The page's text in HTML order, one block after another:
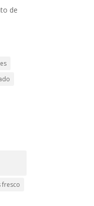
de
fresco